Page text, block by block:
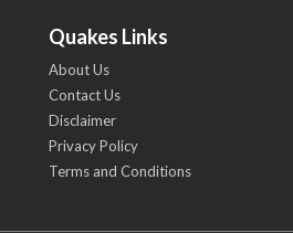
Quakes Links
About Us
Contact Us
Disclaimer
Privacy Policy
Terms and Conditions